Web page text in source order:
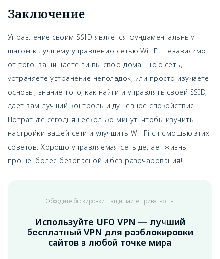
Заключение
Управление своим SSID является фундаментальным
шагом к лучшему управлению сетью Wi -Fi. Независимо
от того, защищаете ли вы свою домашнюю сеть,
устраняете устранение неполадок, или просто изучаете
основы, знание того, как найти и управлять своей SSID,
дает вам лучший контроль и душевное спокойствие.
Потратьте сегодня несколько минут, чтобы изучить
настройки вашей сети и улучшить Wi -Fi с помощью этих
советов. Хорошо управляемая сеть делает жизнь
проще, более безопасной и без разочарования!
Обходите блокировки. Защищайте приватность.
Используйте UFO VPN — лучший
бесплатный VPN для разблокировки
сайтов в любой точке мира